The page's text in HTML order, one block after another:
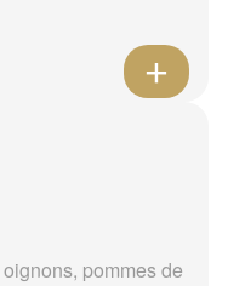
pommes de